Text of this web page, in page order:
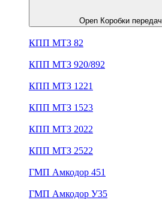
Open Коробки передач
КПП МТЗ 82
КПП МТЗ 920/892
КПП МТЗ 1221
КПП МТЗ 1523
КПП МТЗ 2022
КПП МТЗ 2522
ГМП Амкодор 451
ГМП Амкодор У35